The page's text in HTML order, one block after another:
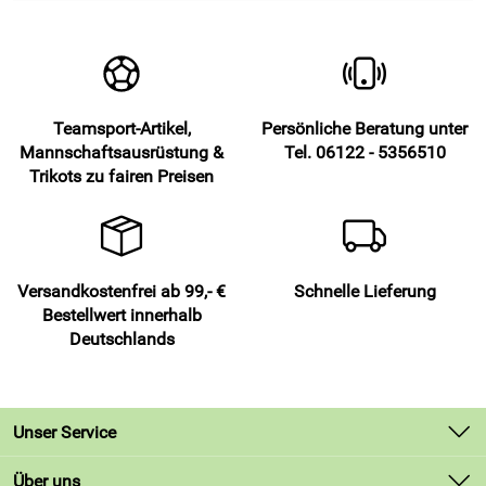
markanten Akzent.
bei langen Tagen.
Freue dich über die 2-farbige Gestaltung für einen
Nutze den hautfreundlichen Kragen für ein entspanntes
Gefühl am Hals.
Knöpfen für flexible Belüftung.
Kombiniere das Poloshirt Belatrix mit Shorts von Acerbis
Vertraue auf ein robustes, festes Poloshirt für Training,
Anreise und Vereinsalltag.
Lebe den functional lifestyle zwischen Platz, Schule und
Freizeit.
Teamsport-Artikel,
Mannschaftsausrüstung &
Trikots zu fairen Preisen
Persönliche Beratung unter
Tel. 06122 - 5356510
Versandkostenfrei ab 99,- €
Bestellwert innerhalb
Deutschlands
Schnelle Lieferung
Unser Service
Kontakt
Über uns